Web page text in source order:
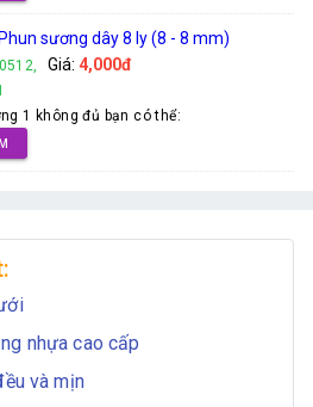
sương dây 8 ly (8 - 8 mm)
Giá: 4,000đ
1 không đủ bạn có thể:
nhựa cao cấp
và mịn